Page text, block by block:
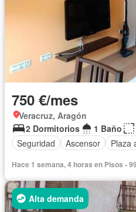
750 €/mes
Veracruz, Aragón
2 Dormitorios
1 Baño
Seguridad
Ascensor Plaza
Hace 1 semana, 4 horas en Pisos -
Alta demanda